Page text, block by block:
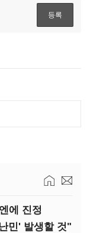
에 진정
민' 발생할 것"